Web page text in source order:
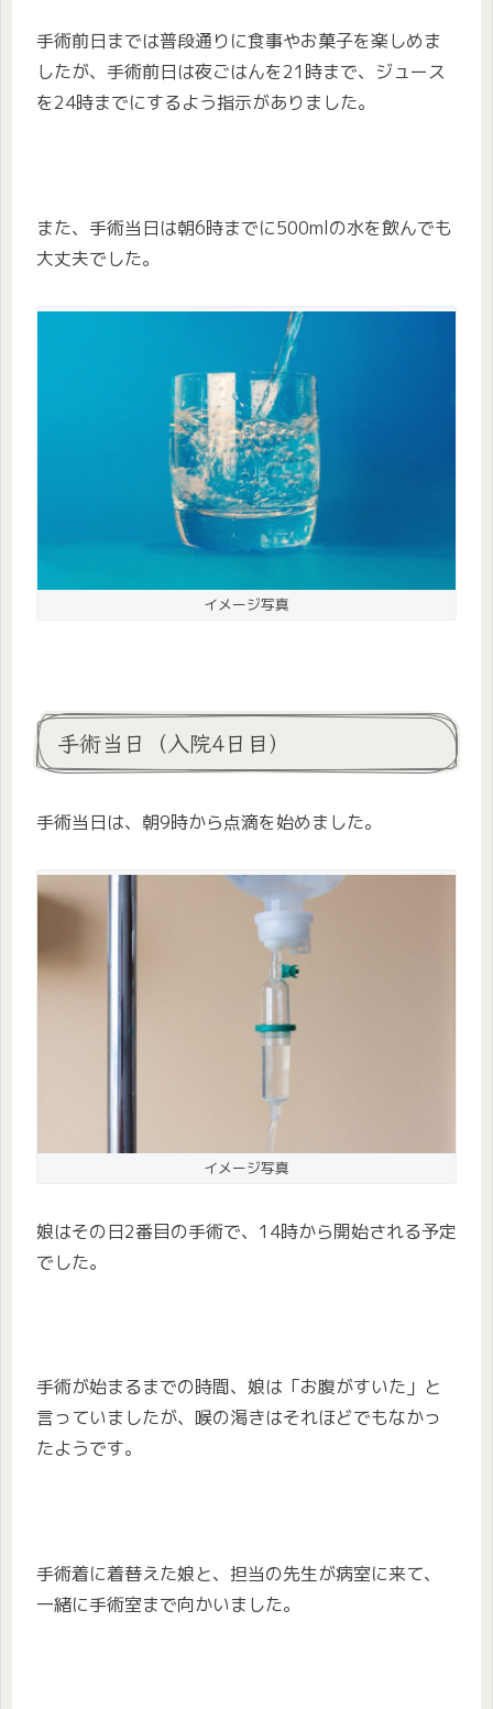
手術前日までは普段通りに食事やお菓子を楽しめま
したが、手術前日は夜ごはんを21時まで、ジュース
を24時までにするよう指示がありました。
また、手術当日は朝6時までに500mlの水を飲んでも
大丈夫でした。
イメージ写真
手術当日（入院4日目）
手術当日は、朝9時から点滴を始めました。
イメージ写真
娘はその日2番目の手術で、14時から開始される予定
でした。
手術が始まるまでの時間、娘は「お腹がすいた」と
言っていましたが、喉の渇きはそれほどでもなかっ
たようです。
手術着に着替えた娘と、担当の先生が病室に来て、
一緒に手術室まで向かいました。